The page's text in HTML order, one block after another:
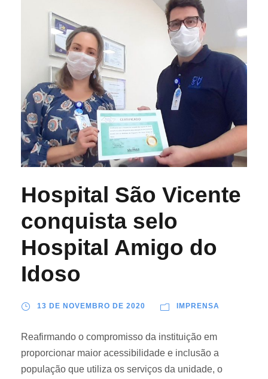
Hospital São Vicente
conquista selo
Hospital Amigo do
Idoso
13 DE NOVEMBRO DE 2020 IMPRENSA
Reafirmando o compromisso da instituição em
proporcionar maior acessibilidade e inclusão a
população que utiliza os serviços da unidade, o